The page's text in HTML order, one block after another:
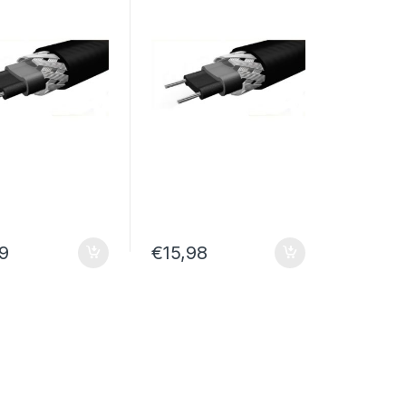
gewählt werden
€15,98